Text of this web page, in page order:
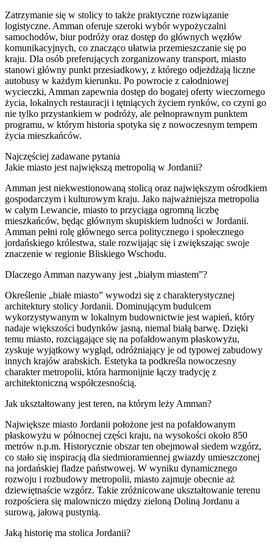
Zatrzymanie się w stolicy to także praktyczne rozwiązanie
logistyczne. Amman oferuje szeroki wybór wypożyczalni
samochodów, biur podróży oraz dostęp do głównych węzłów
komunikacyjnych, co znacząco ułatwia przemieszczanie się po
kraju. Dla osób preferujących zorganizowany transport, miasto
stanowi główny punkt przesiadkowy, z którego odjeżdżają liczne
autobusy w każdym kierunku. Po powrocie z całodniowej
wycieczki, Amman zapewnia dostęp do bogatej oferty wieczornego
życia, lokalnych restauracji i tętniących życiem rynków, co czyni go
nie tylko przystankiem w podróży, ale pełnoprawnym punktem
programu, w którym historia spotyka się z nowoczesnym tempem
życia mieszkańców.
Najczęściej zadawane pytania
Jakie miasto jest największą metropolią w Jordanii?
Amman jest niekwestionowaną stolicą oraz największym ośrodkiem
gospodarczym i kulturowym kraju. Jako najważniejsza metropolia
w całym Lewancie, miasto to przyciąga ogromną liczbę
mieszkańców, będąc głównym skupiskiem ludności w Jordanii.
Amman pełni rolę głównego serca politycznego i społecznego
jordańskiego królestwa, stale rozwijając się i zwiększając swoje
znaczenie w regionie Bliskiego Wschodu.
Dlaczego Amman nazywany jest „białym miastem”?
Określenie „białe miasto” wywodzi się z charakterystycznej
architektury stolicy Jordanii. Dominującym budulcem
wykorzystywanym w lokalnym budownictwie jest wapień, który
nadaje większości budynków jasną, niemal białą barwę. Dzięki
temu miasto, rozciągające się na pofałdowanym płaskowyżu,
zyskuje wyjątkowy wygląd, odróżniający je od typowej zabudowy
innych krajów arabskich. Estetyka ta podkreśla nowoczesny
charakter metropolii, która harmonijnie łączy tradycję z
architektoniczną współczesnością.
Jak ukształtowany jest teren, na którym leży Amman?
Największe miasto Jordanii położone jest na pofałdowanym
płaskowyżu w północnej części kraju, na wysokości około 850
metrów n.p.m. Historycznie obszar ten obejmował siedem wzgórz,
co stało się inspiracją dla siedmioramiennej gwiazdy umieszczonej
na jordańskiej fladze państwowej. W wyniku dynamicznego
rozwoju i rozbudowy metropolii, miasto zajmuje obecnie aż
dziewiętnaście wzgórz. Takie zróżnicowane ukształtowanie terenu
rozpościera się malowniczo między zieloną Doliną Jordanu a
surową, jałową pustynią.
Jaką historię ma stolica Jordanii?